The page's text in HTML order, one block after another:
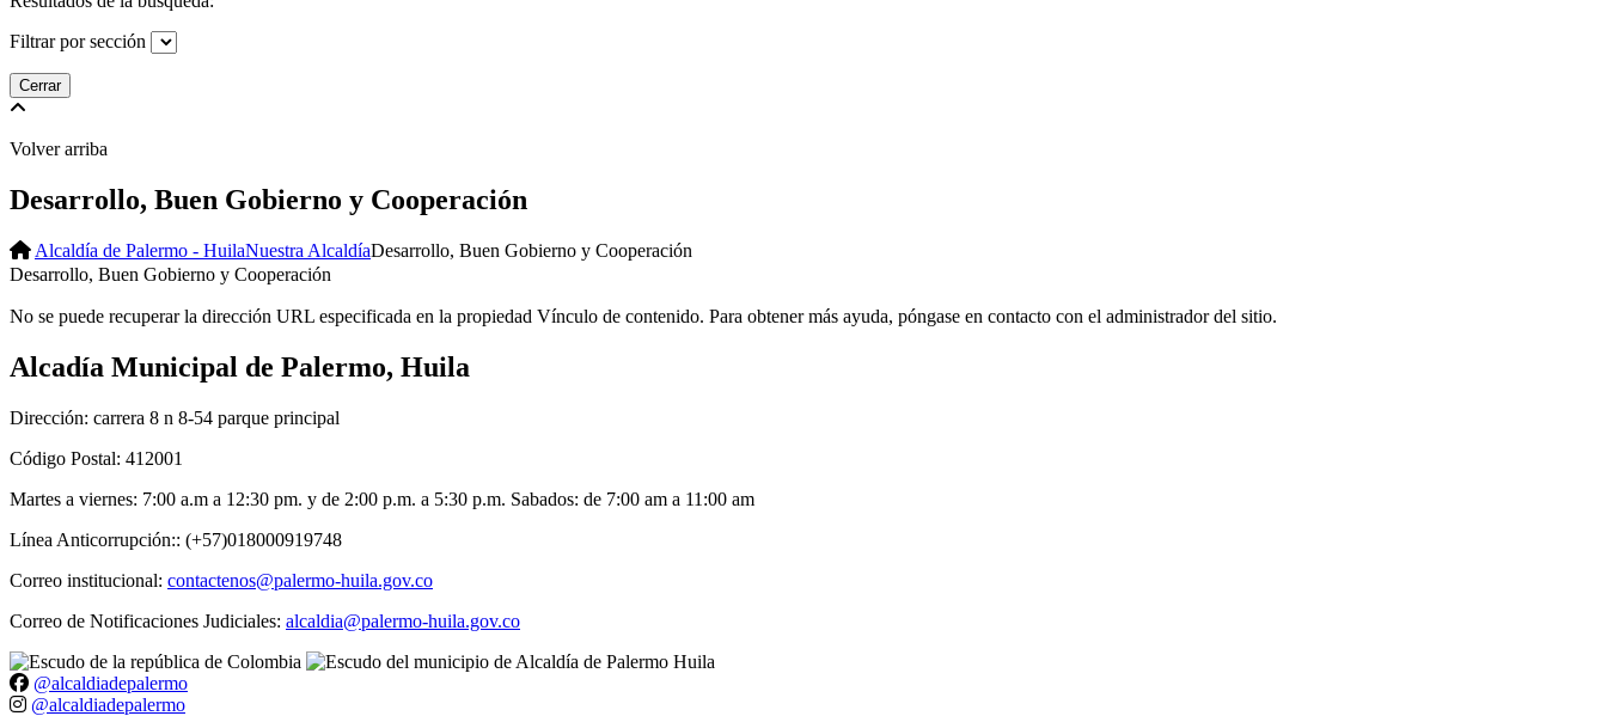
Filtrar por sección
Cerrar
Volver arriba
Desarrollo, Buen Gobierno y Cooperación
Alcaldía de Palermo - HuilaNuestra AlcaldíaDesarrollo, Buen Gobierno y Cooperación
Desarrollo, Buen Gobierno y Cooperación
No se puede recuperar la dirección URL especificada en la propiedad Vínculo de contenido. Para obtener más ayuda, póngase en contacto con el administrador del sitio.
Alcadía Municipal de Palermo, Huila
Dirección: carrera 8 n 8-54 parque principal
Código Postal: 412001
Martes a viernes: 7:00 a.m a 12:30 pm. y de 2:00 p.m. a 5:30 p.m. Sabados: de 7:00 am a 11:00 am
Línea Anticorrupción:: (+57)018000919748
Correo institucional: contactenos@palermo-huila.gov.co
Correo de Notificaciones Judiciales: alcaldia@palermo-huila.gov.co
@alcaldiadepalermo
@alcaldiadepalermo